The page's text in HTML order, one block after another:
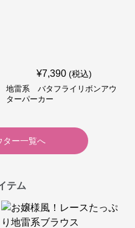
¥7,390 (税込)
地雷系 バタフライリボンアウ
ターパーカー
ター一覧へ
テム